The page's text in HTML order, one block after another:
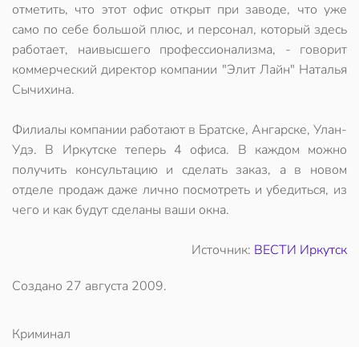
отметить, что этот офис открыт при заводе, что уже
само по себе большой плюс, и персонал, который здесь
работает, наивысшего профессионализма, - говорит
коммерческий директор компании "Элит Лайн" Наталья
Сычихина.
Филиалы компании работают в Братске, Ангарске, Улан-
Удэ. В Иркутске теперь 4 офиса. В каждом можно
получить консультацию и сделать заказ, а в новом
отделе продаж даже лично посмотреть и убедиться, из
чего и как будут сделаны ваши окна.
Источник: ВЕСТИ Иркутск
Создано 27 августа 2009.
Криминал